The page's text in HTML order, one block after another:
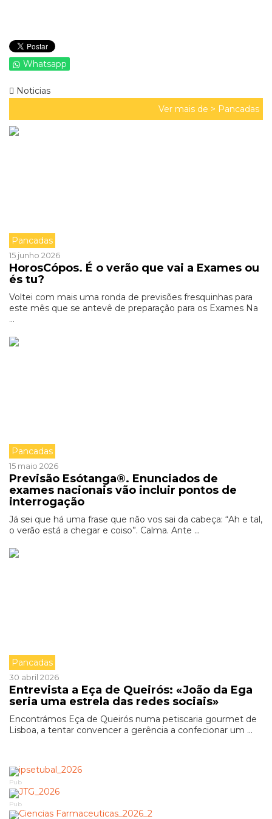
Whatsapp
Noticias
Ver mais de > Pancadas
Pancadas
15 junho 2026
HorosCópos. É o verão que vai a Exames ou
és tu?
Voltei com mais uma ronda de previsões fresquinhas para
este mês que se antevê de preparação para os Exames Na
...
Pancadas
15 maio 2026
Previsão Esótanga®. Enunciados de
exames nacionais vão incluir pontos de
interrogação
Já sei que há uma frase que não vos sai da cabeça: “Ah e tal,
o verão está a chegar e coiso”. Calma. Ante ...
Pancadas
30 abril 2026
Entrevista a Eça de Queirós: «João da Ega
seria uma estrela das redes sociais»
Encontrámos Eça de Queirós numa petiscaria gourmet de
Lisboa, a tentar convencer a gerência a confecionar um ...
Pub
Pub